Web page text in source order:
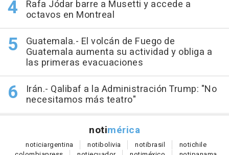
Rafa Jódar barre a Musetti y accede a
octavos en Montreal
Guatemala.- El volcán de Fuego de
Guatemala aumenta su actividad y obliga a
las primeras evacuaciones
Irán.- Qalibaf a la Administración Trump: "No
necesitamos más teatro"
notimérica
noticiargentina notibolivia notibrasil notichile